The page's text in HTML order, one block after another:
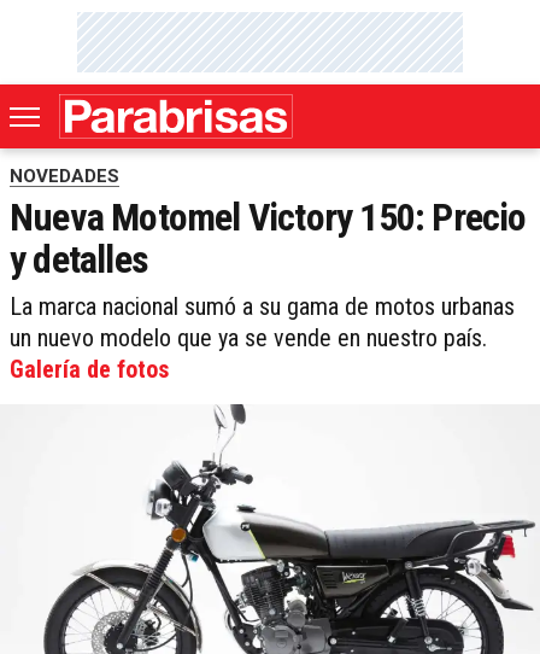
NOVEDADES
Nueva Motomel Victory 150: Precio
y detalles
La marca nacional sumó a su gama de motos urbanas
un nuevo modelo que ya se vende en nuestro país.
Galería de fotos